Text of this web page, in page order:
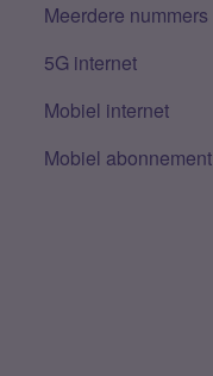
Meerdere nummers
5G internet
Mobiel internet
Mobiel abonnement